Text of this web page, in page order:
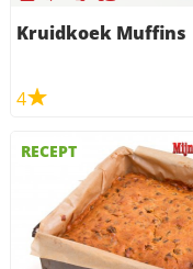
Kruidkoek Muffins
4
RECEPT